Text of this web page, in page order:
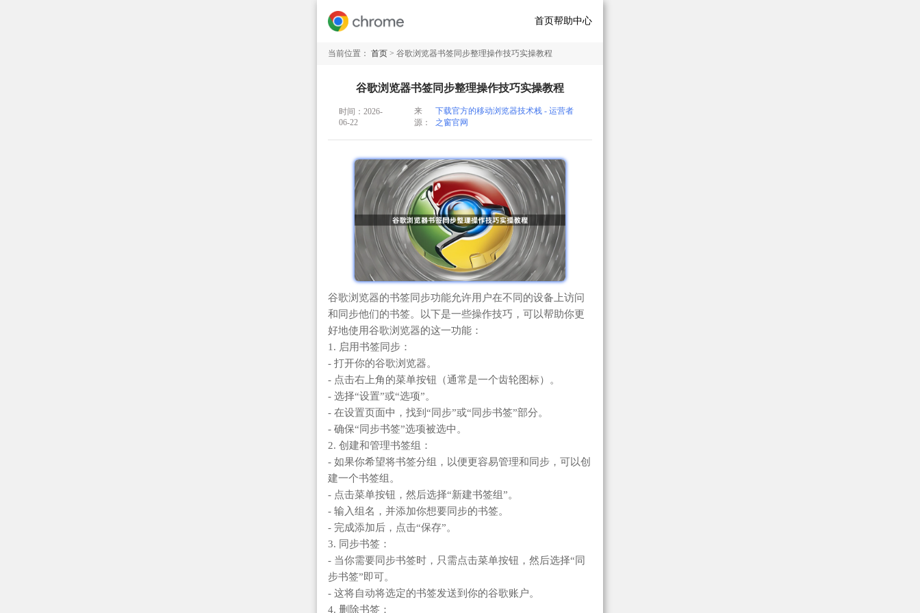
首页帮助中心
当前位置： 首页 > 谷歌浏览器书签同步整理操作技巧实操教程
谷歌浏览器书签同步整理操作技巧实操教程
时间：2026-
06-22
来
源：
下载官方的移动浏览器技术栈 - 运营者
之窗官网
谷歌浏览器的书签同步功能允许用户在不同的设备上访问
和同步他们的书签。以下是一些操作技巧，可以帮助你更
好地使用谷歌浏览器的这一功能：
1. 启用书签同步：
- 打开你的谷歌浏览器。
- 点击右上角的菜单按钮（通常是一个齿轮图标）。
- 选择“设置”或“选项”。
- 在设置页面中，找到“同步”或“同步书签”部分。
- 确保“同步书签”选项被选中。
2. 创建和管理书签组：
- 如果你希望将书签分组，以便更容易管理和同步，可以创
建一个书签组。
- 点击菜单按钮，然后选择“新建书签组”。
- 输入组名，并添加你想要同步的书签。
- 完成添加后，点击“保存”。
3. 同步书签：
- 当你需要同步书签时，只需点击菜单按钮，然后选择“同
步书签”即可。
- 这将自动将选定的书签发送到你的谷歌账户。
4. 删除书签：